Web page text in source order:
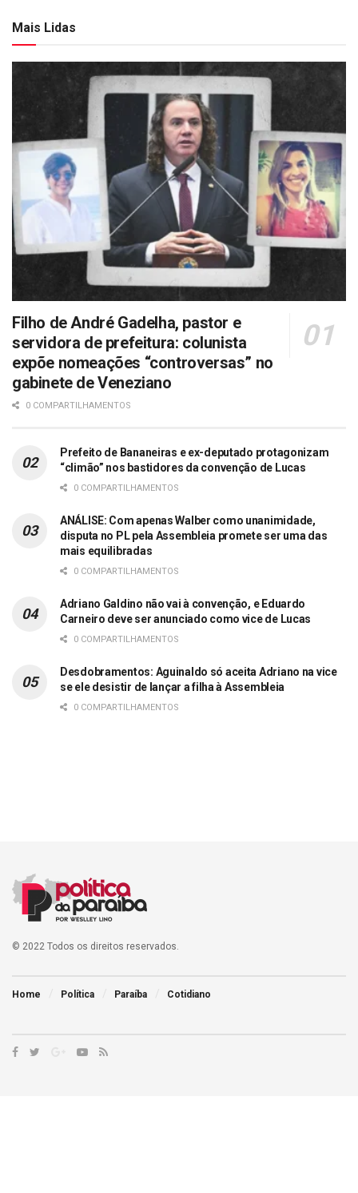
Mais Lidas
Filho de André Gadelha, pastor e
servidora de prefeitura: colunista
expõe nomeações “controversas” no
gabinete de Veneziano
0 COMPARTILHAMENTOS
Prefeito de Bananeiras e ex-deputado protagonizam
“climão” nos bastidores da convenção de Lucas
0 COMPARTILHAMENTOS
ANÁLISE: Com apenas Walber como unanimidade,
disputa no PL pela Assembleia promete ser uma das
mais equilibradas
0 COMPARTILHAMENTOS
Adriano Galdino não vai à convenção, e Eduardo
Carneiro deve ser anunciado como vice de Lucas
0 COMPARTILHAMENTOS
Desdobramentos: Aguinaldo só aceita Adriano na vice
se ele desistir de lançar a filha à Assembleia
0 COMPARTILHAMENTOS
© 2022 Todos os direitos reservados.
Home Política Paraíba Cotidiano